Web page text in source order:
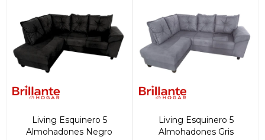
Living Esquinero 5
Almohadones Negro
Living Esquinero 5
Almohadones Gris